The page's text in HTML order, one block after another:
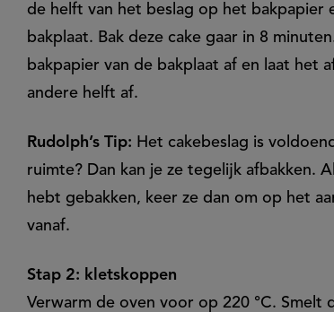
de helft van het beslag op het
bakplaat. Bak deze cake gaar in 8
bakpapier van de bakplaat af en laat het
andere helft af.
Rudolph’s Tip: Het cakebeslag is
ruimte? Dan kan je ze tegelijk afbakken.
hebt gebakken, keer ze dan om op het
vanaf.
Stap 2: kletskoppen
Verwarm de oven voor op 220 °C. Smelt